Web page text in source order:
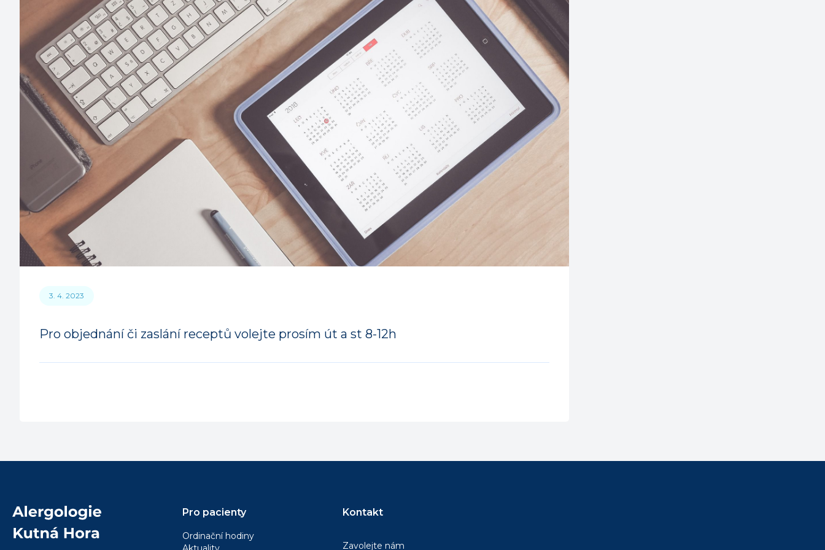
3. 4. 2023
Pro objednání či zaslání receptů volejte prosím út a st 8-12h
Pro pacienty
Ordinační hodiny
Kontakt
Zavolejte nám